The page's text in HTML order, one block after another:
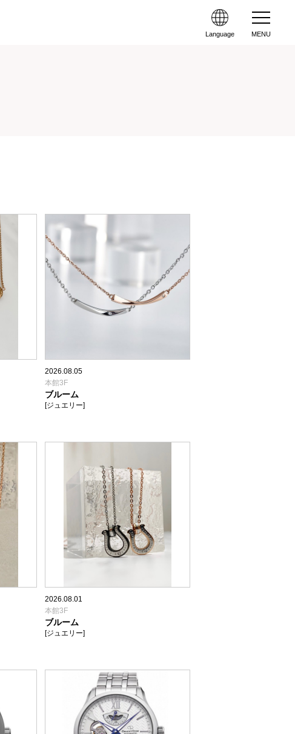
Language MENU
2026.08.05
本館3F
ブルーム
[ジュエリー]
2026.08.01
本館3F
ブルーム
[ジュエリー]